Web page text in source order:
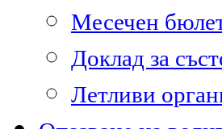
Месечен
Доклад за
Летливи